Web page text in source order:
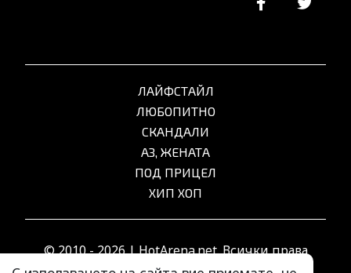
ЛАЙФСТАЙЛ
ЛЮБОПИТНО
СКАНДАЛИ
АЗ, ЖЕНАТА
ПОД ПРИЦЕЛ
ХИП ХОП
© 2010 - 2026 | HotArena.net. Всички права
запазени.